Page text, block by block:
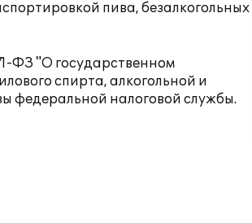
пива, безалкогольных
ФЗ "О государственном
спирта, алкогольной и
федеральной налоговой службы.